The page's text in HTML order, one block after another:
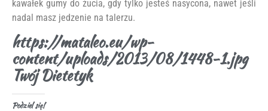
kawałek gumy do żucia, gdy tylko jesteś nasycona, nawet jeśli
nadal masz jedzenie na talerzu.
https://mataleo.eu/wp-
content/uploads/2013/08/1448-1.jpg
Twój Dietetyk
Podziel się!